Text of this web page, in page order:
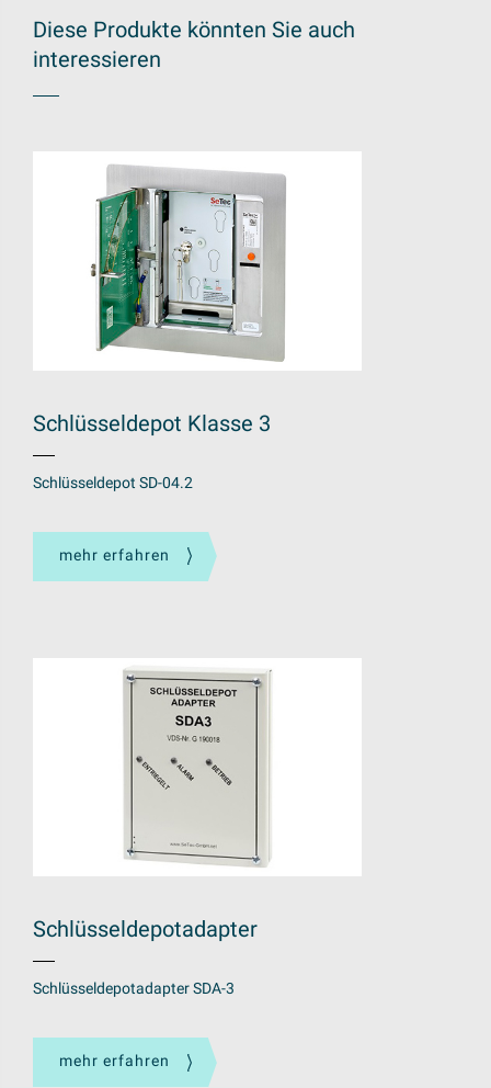
Diese Produkte könnten Sie auch
interessieren
Schlüsseldepot Klasse 3
Schlüsseldepot SD-04.2
mehr erfahren
Schlüsseldepotadapter
Schlüsseldepotadapter SDA-3
mehr erfahren